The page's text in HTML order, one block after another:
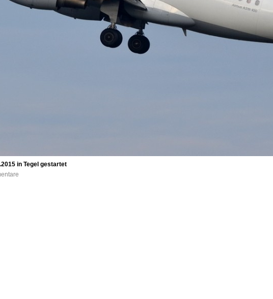
in Tegel gestartet